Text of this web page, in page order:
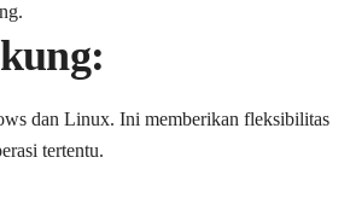
dan Linux. Ini memberikan fleksibilitas
tertentu.